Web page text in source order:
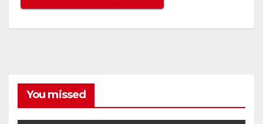
You missed